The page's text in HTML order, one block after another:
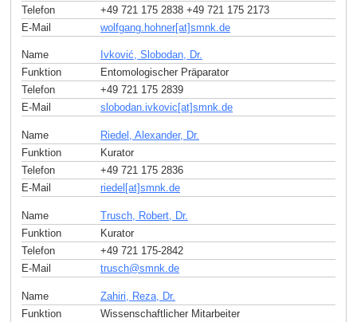
Telefon
+49 721 175 2838 +49 721 175 2173
E-Mail
wolfgang.hohner[at]smnk de
Name
Ivković, Slobodan, Dr.
Funktion
Entomologischer Präparator
Telefon
+49 721 175 2839
E-Mail
slobodan.ivkovic[at]smnk.de
Name
Riedel, Alexander, Dr.
Funktion
Kurator
Telefon
+49 721 175 2836
E-Mail
riedel[at]smnk.de
Name
Trusch, Robert, Dr.
Funktion
Kurator
Telefon
+49 721 175-2842
E-Mail
trusch@smnk de
Name
Zahiri, Reza, Dr.
Funktion
Wissenschaftlicher Mitarbeiter